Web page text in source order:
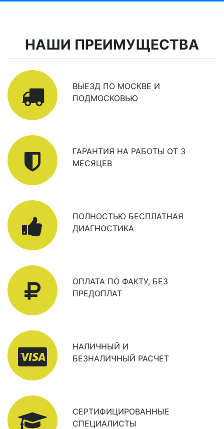
НАШИ ПРЕИМУЩЕСТВА
ВЫЕЗД ПО МОСКВЕ И
ПОДМОСКОВЬЮ
ГАРАНТИЯ НА РАБОТЫ ОТ 3
МЕСЯЦЕВ
ПОЛНОСТЬЮ БЕСПЛАТНАЯ
ДИАГНОСТИКА
ОПЛАТА ПО ФАКТУ, БЕЗ
ПРЕДОПЛАТ
НАЛИЧНЫЙ И
БЕЗНАЛИЧНЫЙ РАСЧЕТ
СЕРТИФИЦИРОВАННЫЕ
СПЕЦИАЛИСТЫ